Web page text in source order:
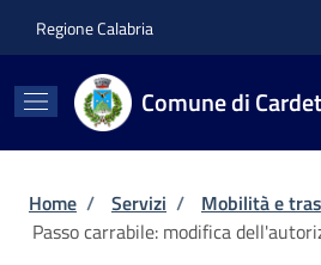
Regione Calabria
Comune di
Briciole di pane
Home / Servizi / Mobilità e
Passo carrabile: modifica